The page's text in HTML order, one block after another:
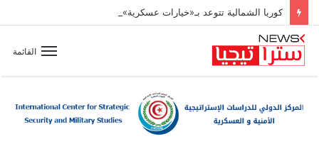
القائمة